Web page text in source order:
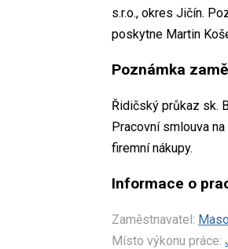
s.r.o., okres Jičín.
poskytne Martin
Poznámka
Řidičský průkaz sk.
Pracovní smlouva
firemní nákupy.
Informace o
Zaměstnavatel:
Místo výkonu práce: